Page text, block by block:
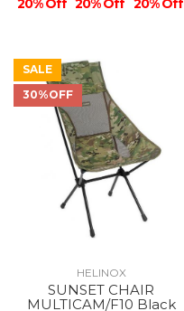
20% Off 20% Off 20% Off
SALE
30%OFF
HELINOX
SUNSET CHAIR
MULTICAM/F10 Black